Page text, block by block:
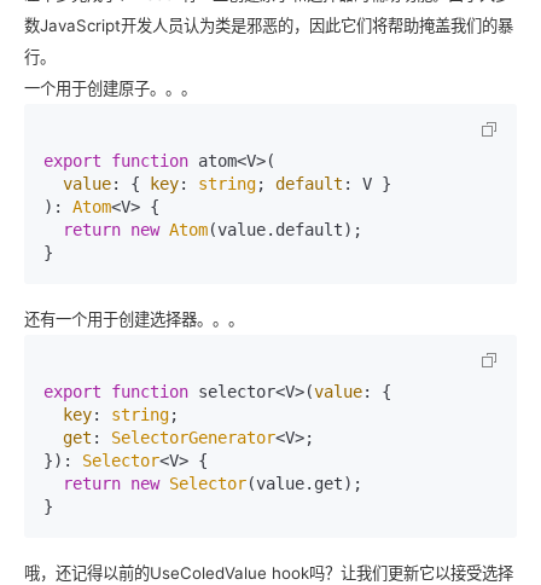
数JavaScript开发人员认为类是邪恶的，因此它们将帮助掩盖我们的暴
行。
一个用于创建原子。。。
export function atom<V>(
value: { key: string; default : V }
): Atom<V> {
return new Atom(value. default);
}
还有一个用于创建选择器。。。
export function selector<V>(value: {
key: string;
get : SelectorGenerator<V>;
}): Selector<V> {
return new Selector(value. get);
}
哦，还记得以前的UseColedValue hook吗？让我们更新它以接受选择